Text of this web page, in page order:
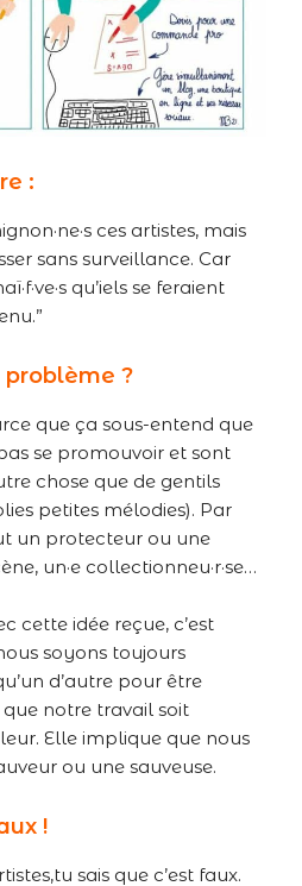
:
ces artistes, mais
sans surveillance. Car
qu’iels se feraient
problème ?
que ça sous-entend que
se promouvoir et sont
chose que de gentils
petites mélodies). Par
un protecteur ou une
un·e collectionneu·r·se…
cette idée reçue, c’est
soyons toujours
d’autre pour être
que notre travail soit
Elle implique que nous
ou une sauveuse.
!
sais que c’est faux.